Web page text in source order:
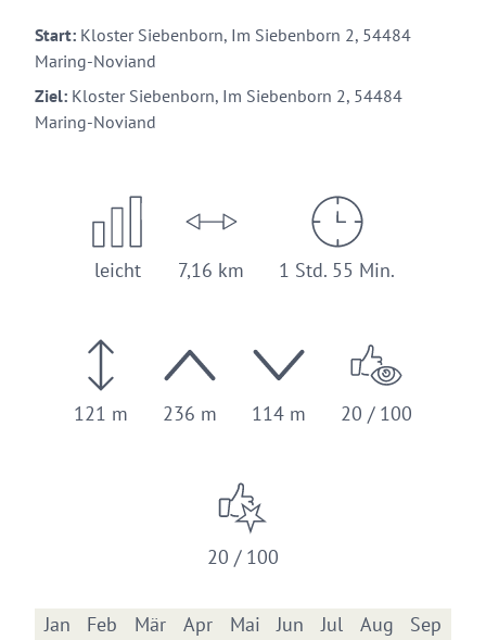
Start: Kloster Siebenborn, Im Siebenborn 2, 54484
Maring-Noviand
Ziel: Kloster Siebenborn, Im Siebenborn 2, 54484
Maring-Noviand
leicht 7,16 km 1 Std. 55 Min.
121 m 236 m 114 m 20 / 100
20 / 100
Jan Feb Mär Apr Mai Jun Jul Aug
Sep